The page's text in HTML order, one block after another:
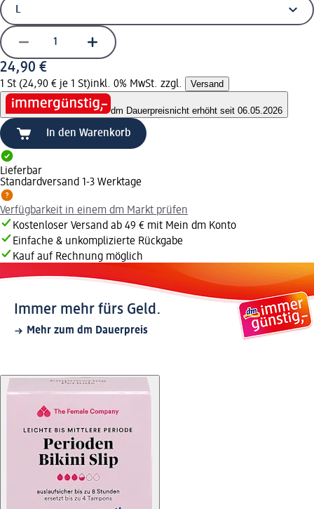
24,90 €
1 St (24,90 € je 1 St)inkl. 0% MwSt. zzgl. Versand
dm Dauerpreisnicht erhöht seit 06.05.2026
In den Warenkorb
Lieferbar
Standardversand 1-3 Werktage
Verfügbarkeit in einem dm Markt prüfen
Kostenloser Versand ab 49 € mit Mein dm Konto
Einfache & unkomplizierte Rückgabe
Kauf auf Rechnung möglich
Immer mehr fürs Geld.
Mehr zum dm Dauerpreis